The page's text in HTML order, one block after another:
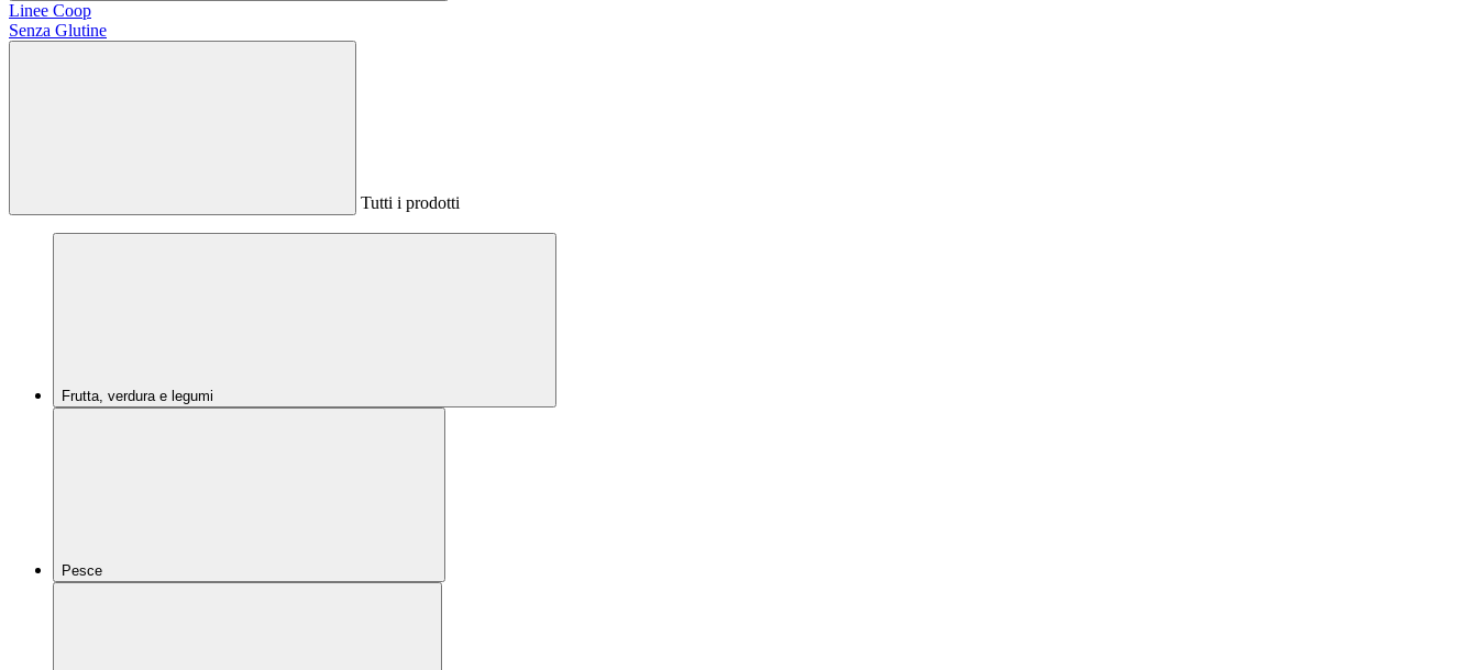
Linee Coop
Senza Glutine
Tutti i prodotti
Frutta, verdura e legumi
Pesce